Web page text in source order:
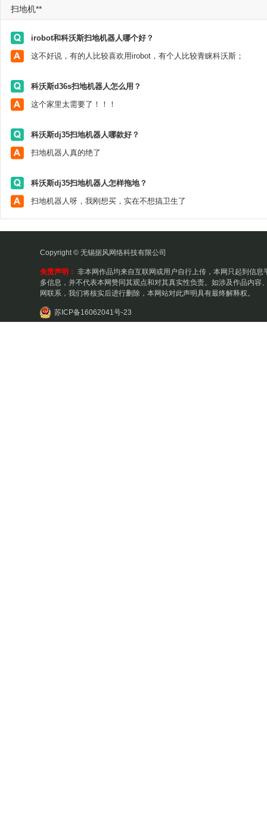
扫地机**
irobot和科沃斯扫地机器人哪个好？
这不好说，有的人比较喜欢用irobot，有个人比较青睐科沃斯；
科沃斯d36s扫地机器人怎么用？
这个家里太需要了！！！
科沃斯dj35扫地机器人哪款好？
扫地机器人真的绝了
科沃斯dj35扫地机器人怎样拖地？
扫地机器人呀，我刚想买，实在不想搞卫生了
Copyright © 无锡据风网络科技有限公司
免责声明： 非本网作品均来自互联网或用户自行上传，本网只起到信息
多信息，并不代表本网赞同其观点和对其真实性负责。如涉及作品内容
网联系，我们将核实后进行删除，本网站对此声明具有最终解释权。
苏ICP备16062041号-23